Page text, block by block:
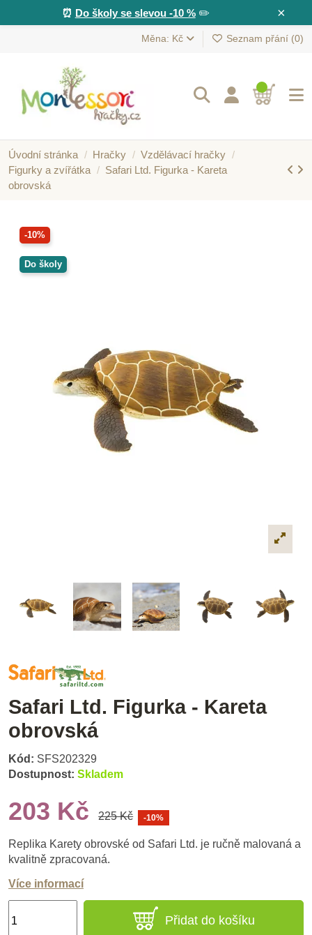
×
⏰ Do školy se slevou -10 %✏️
Měna: Kč Seznam přání (0)
Úvodní stránka Hračky
Vzdělávací hračky
Figurky a zvířátka
Safari Ltd. Figurka - Kareta
obrovská
-10%
Do školy
Safari Ltd. Figurka - Kareta
obrovská
Kód: SFS202329
Dostupnost: Skladem
203 Kč 225 Kč -10%
Replika Karety obrovské od Safari Ltd. je ručně malovaná a
kvalitně zpracovaná.
Více informací
Přidat do košíku